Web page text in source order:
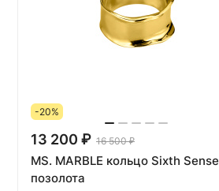
-20%
13 200 ₽ 16 500 ₽
MS. MARBLE кольцо Sixth Sense
позолота